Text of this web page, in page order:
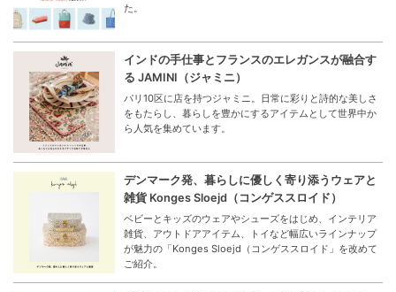
た。
インドの手仕事とフランスのエレガンスが融合す
る JAMINI（ジャミニ）
パリ10区に店を持つジャミニ。日常に彩りと詩的な美しさ
をもたらし、暮らしを豊かにするアイテムとして世界中か
ら人気を集めています。
デンマーク発、暮らしに優しく寄り添うウェアと
雑貨 Konges Sloejd（コンゲススロイド）
ベビーとキッズのウェアやシューズをはじめ、インテリア
雑貨、アウトドアアイテム、トイなど幅広いラインナップ
が魅力の「Konges Sloejd（コンゲススロイド」を改めて
ご紹介。